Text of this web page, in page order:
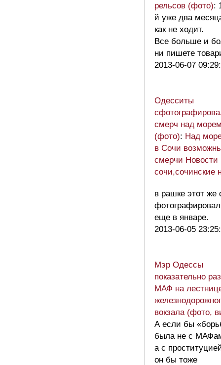
рельсов (фото):
й уже два
как не ходит.
Все больше и
ни пишете
2013-06-07
Одесситы
смерч над
(фото): Над
в Сочи
смерчи Новости
сочи,сочинские
в рашке этот же
еще в январе.
2013-06-05
Мэр Одессы
показательно
МАФ на
вокзала (фото,
А если бы
была не с
а с
он бы тоже